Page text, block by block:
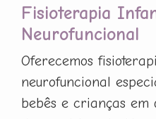
Fisioterapia
Neurofuncional
Oferecemos
neurofuncional
bebês e crianças em